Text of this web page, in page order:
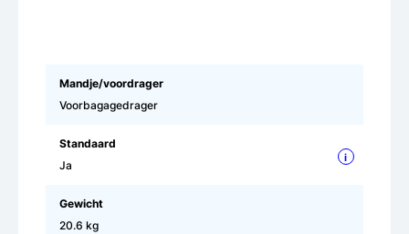
Mandje/voordrager
Voorbagagedrager
Standaard
Ja
i
Gewicht
20.6 kg